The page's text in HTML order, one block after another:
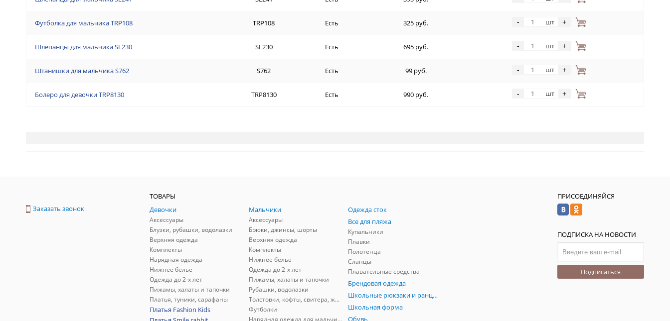
Футболка для мальчика TRP108 TRP108 Есть 325 руб. - шт +
Шлёпанцы для мальчика SL230 SL230 Есть 695 руб. - шт +
Штанишки для мальчика S762 S762 Есть 99 руб. - шт +
Болеро для девочки TRP8130 TRP8130 Есть 990 руб. - шт +
Заказать звонок
ТОВАРЫ
Девочки
Аксессуары
Блузки, рубашки, водолазки
Верхняя одежда
Комплекты
Нарядная одежда
Нижнее белье
Одежда до 2-х лет
Пижамы, халаты и тапочки
Платья, туники, сарафаны
Платья Fashion Kids
Мальчики
Аксессуары
Брюки, джинсы, шорты
Верхняя одежда
Комплекты
Нижнее белье
Одежда до 2-х лет
Пижамы, халаты и тапочки
Рубашки, водолазки
Толстовки, кофты, свитера, жилеты
Футболки
Нарядная одежда для мальчиков
Одежда сток
Все для пляжа
Купальники
Плавки
Полотенца
Сланцы
Плавательные средства
Брендовая одежда
Школьные рюкзаки и ранцы, мешки для обуви
Школьная форма
Обувь
ПРИСОЕДИНЯЙСЯ
ПОДПИСКА НА НОВОСТИ
Подписаться